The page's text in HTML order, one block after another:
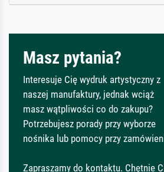
Masz pytania?
Interesuje Cię wydruk artystyczny z
naszej manufaktury, jednak wciąż
masz wątpliwości co do zakupu?
Potrzebujesz porady przy wyborze
nośnika lub pomocy przy
Zapraszamy do kontaktu. Chętnie